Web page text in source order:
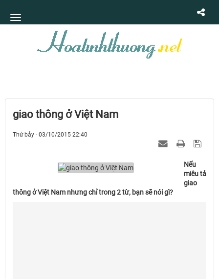
giao thông ở Việt Nam
Thứ bảy - 03/10/2015 22:40
Nếu
miêu tả
giao
thông ở Việt Nam nhưng chỉ trong 2 từ, bạn sẽ nói gì?